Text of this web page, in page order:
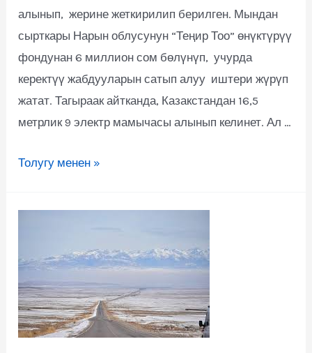
алынып, жерине жеткирилип берилген. Мындан
сырткары Нарын облусунун “Теңир Тоо” өнүктүрүү
фондунан 6 миллион сом бөлүнүп, учурда
керектүү жабдууларын сатып алуу иштери жүрүп
жатат. Тагыраак айтканда, Казакстандан 16,5
метрлик 9 электр мамычасы алынып келинет. Ал …
Толугу менен »